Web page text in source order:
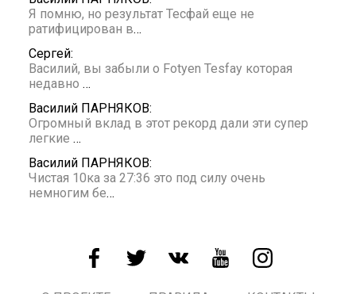
Я помню, но результат Тесфай еще не
ратифицирован в…
Сергей:
Василий, вы забыли о Fotyen Tesfay которая
недавно …
Василий ПАРНЯКОВ:
Огромный вклад в этот рекорд дали эти супер
легкие …
Василий ПАРНЯКОВ:
Чистая 10ка за 27:36 это под силу очень
немногим бе…